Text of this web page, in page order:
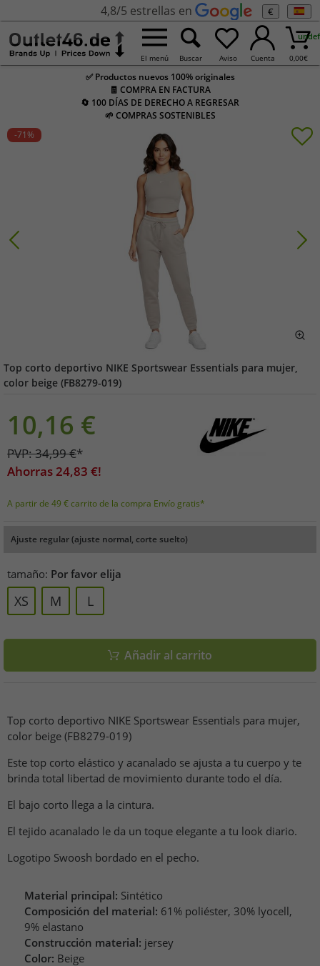
4,8/5 estrellas en €
El menú Buscar Aviso Cuenta 0,00€
✅ Productos nuevos 100% originales
🧾 COMPRA EN FACTURA
🔄 100 DÍAS DE DERECHO A REGRESAR
🌱 COMPRAS SOSTENIBLES
-71%
Top corto deportivo NIKE Sportswear Essentials para mujer,
color beige (FB8279-019)
10,16 €
PVP:34,99€*
Ahorras24,83 €!
A partir de 49 € carrito de la compra Envío gratis*
Ajuste regular (ajuste normal, corte suelto)
tamaño: Por favor elija
XS M L
Añadir al carrito
Top corto deportivo NIKE Sportswear Essentials para mujer,
color beige (FB8279-019)
Este top corto elástico y acanalado se ajusta a tu cuerpo y te
brinda total libertad de movimiento durante todo el día.
El bajo corto llega a la cintura.
El tejido acanalado le da un toque elegante a tu look diario.
Logotipo Swoosh bordado en el pecho.
Material principal: Sintético
Composición del material: 61% poliéster, 30% lyocell,
9% elastano
Construcción material: jersey
Color: Beige